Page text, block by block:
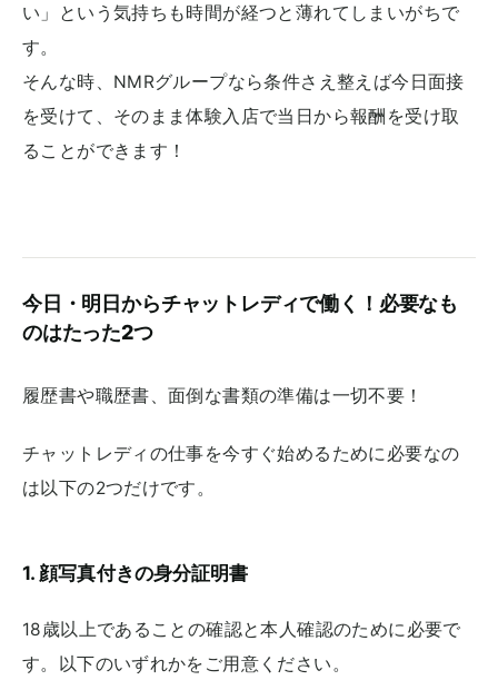
い」という気持ちも時間が経つと薄れてしまいがちで
す。
そんな時、NMRグループなら条件さえ整えば今日面接
を受けて、そのまま体験入店で当日から報酬を受け取
ることができます！
今日・明日からチャットレディで働く！必要なも
のはたった2つ
履歴書や職歴書、面倒な書類の準備は一切不要！
チャットレディの仕事を今すぐ始めるために必要なの
は以下の2つだけです。
1. 顔写真付きの身分証明書
18歳以上であることの確認と本人確認のために必要で
す。以下のいずれかをご用意ください。